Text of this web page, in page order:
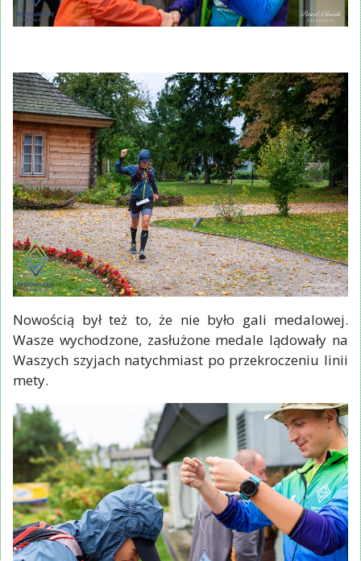
Nowością był też to, że nie było gali medalowej.
Wasze wychodzone, zasłużone medale lądowały na
Waszych szyjach natychmiast po przekroczeniu linii
mety.